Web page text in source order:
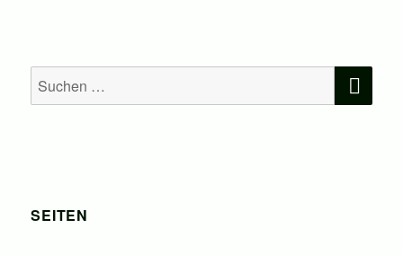
Suchen
nach:
SEITEN